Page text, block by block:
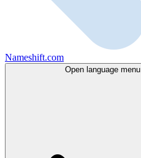
Nameshift.com
Open language menu